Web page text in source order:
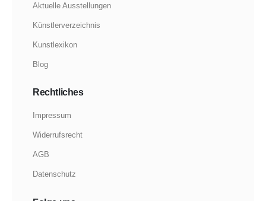
Aktuelle Ausstellungen
Künstlerverzeichnis
Kunstlexikon
Blog
Rechtliches
Impressum
Widerrufsrecht
AGB
Datenschutz